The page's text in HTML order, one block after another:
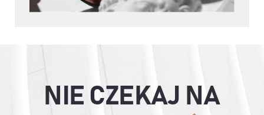
NIE CZEKAJ NA